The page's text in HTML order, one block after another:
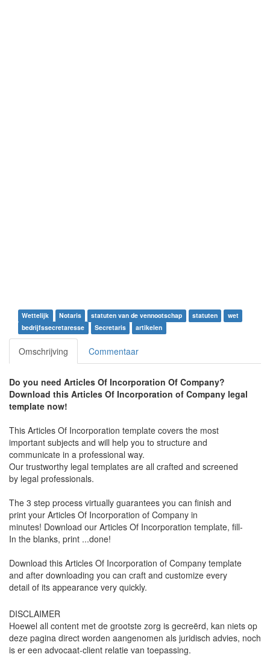
Wettelijk Notaris statuten van de vennootschap statuten
wet
bedrijfssecretaresse
Secretaris artikelen
Omschrijving Commentaar
Do you need Articles Of Incorporation Of Company?
Download this Articles Of Incorporation of Company legal
template now!
This Articles Of Incorporation template covers the most
important subjects and will help you to structure and
communicate in a professional way.
Our trustworthy legal templates are all crafted and screened
by legal professionals.
The 3 step process virtually guarantees you can finish and
print your Articles Of Incorporation of Company in
minutes! Download our Articles Of Incorporation template, fill-
In the blanks, print ...done!
Download this Articles Of Incorporation of Company template
and after downloading you can craft and customize every
detail of its appearance very quickly.
DISCLAIMER
Hoewel all content met de grootste zorg is gecreërd, kan niets op
deze pagina direct worden aangenomen als juridisch advies, noch
is er een advocaat-client relatie van toepassing.